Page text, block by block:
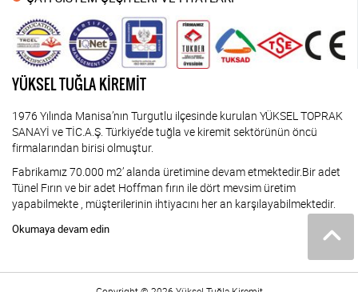
YÜKSEL TUĞLA KİREMİT
1976 Yılında Manisa’nın Turgutlu ilçesinde kurulan YÜKSEL TOPRAK
SANAYİ ve TİC.A.Ş. Türkiye’de tuğla ve kiremit sektörünün öncü
firmalarından birisi olmuştur.
Fabrikamız 70.000 m2’ alanda üretimine devam etmektedir.Bir adet
Tünel Fırın ve bir adet Hoffman fırın ile dört mevsim üretim
yapabilmekte , müşterilerinin ihtiyacını her an karşılayabilmektedir.
Okumaya devam edin